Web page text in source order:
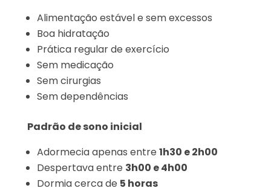
Alimentação estável e sem excessos
Boa hidratação
Prática regular de exercício
Sem medicação
Sem cirurgias
Sem dependências
Padrão de sono inicial
Adormecia apenas entre 1h30 e 2h00
Despertava entre 3h00 e 4h00
Dormia cerca de 5 horas